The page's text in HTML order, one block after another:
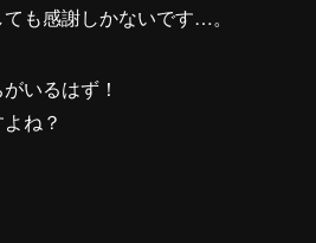
も感謝しかないです…。
いるはず！
ね？